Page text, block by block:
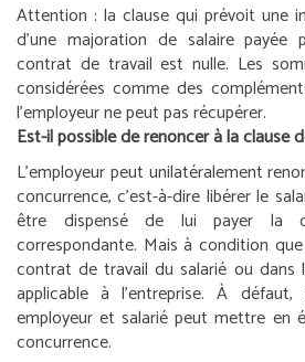
Attention : la clause qui prévoit une
d’une majoration de salaire payée
contrat de travail est nulle. Les
considérées comme des
l’employeur ne peut pas récupérer.
Est-il possible de renoncer à la clause
L’employeur peut unilatéralement
concurrence, c’est-à-dire libérer le
être dispensé de lui payer la
correspondante. Mais à condition
contrat de travail du salarié ou dans
applicable à l’entreprise. À
employeur et salarié peut mettre en
concurrence.